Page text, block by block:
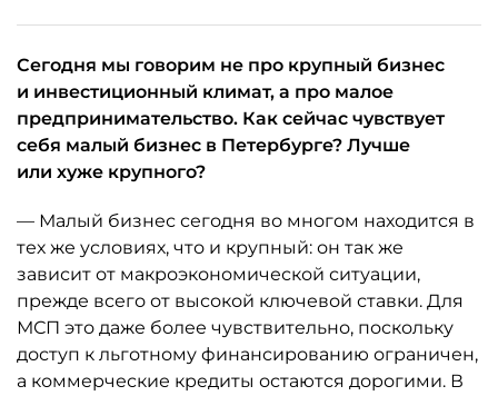
Сегодня мы говорим не про крупный бизнес
и инвестиционный климат, а про малое
предпринимательство. Как сейчас чувствует
себя малый бизнес в Петербурге? Лучше
или хуже крупного?
— Малый бизнес сегодня во многом находится в
тех же условиях, что и крупный: он так же
зависит от макроэкономической ситуации,
прежде всего от высокой ключевой ставки. Для
МСП это даже более чувствительно, поскольку
доступ к льготному финансированию ограничен,
а коммерческие кредиты остаются дорогими. В